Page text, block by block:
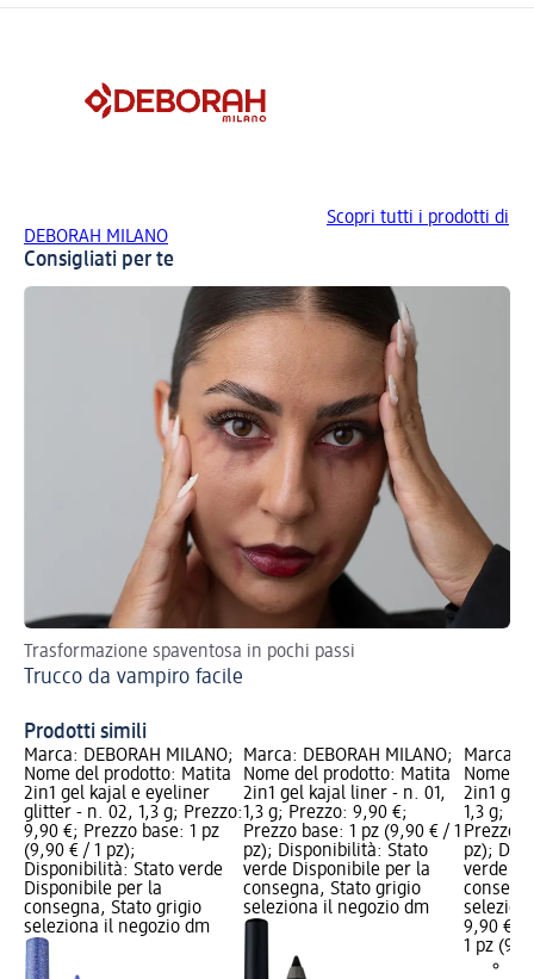
Scopri tutti i prodotti di
DEBORAH MILANO
Consigliati per te
Trasformazione spaventosa in pochi passi
Trucco da vampiro facile
Prodotti simili
Marca: DEBORAH MILANO;
Nome del prodotto: Matita
2in1 gel kajal e eyeliner
glitter - n. 02, 1,3 g; Prezzo:
9,90 €; Prezzo base: 1 pz
(9,90 € / 1 pz);
Disponibilità: Stato verde
Disponibile per la
consegna, Stato grigio
seleziona il negozio dm
Marca: DEBORAH MILANO;
Nome del prodotto: Matita
2in1 gel kajal liner - n. 01,
1,3 g; Prezzo: 9,90 €;
Prezzo base: 1 pz (9,90 € / 1
pz); Disponibilità: Stato
verde Disponibile per la
consegna, Stato grigio
seleziona il negozio dm
Marca:
Nome
2in1 gel
1,3 g;
Prezzo
pz);
verde
9,90 €
1 pz